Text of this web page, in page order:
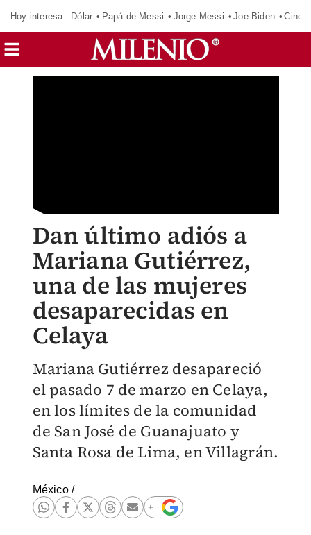
Hoy interesa: Dólar Papá de Messi Jorge Messi Joe Biden
Dan último adiós a
Mariana Gutiérrez,
una de las mujeres
desaparecidas en
Celaya
Mariana Gutiérrez desapareció
el pasado 7 de marzo en Celaya,
en los límites de la comunidad
de San José de Guanajuato y
Santa Rosa de Lima, en Villagrán.
México/